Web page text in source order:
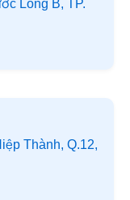
Long B, TP.
Thành, Q.12,